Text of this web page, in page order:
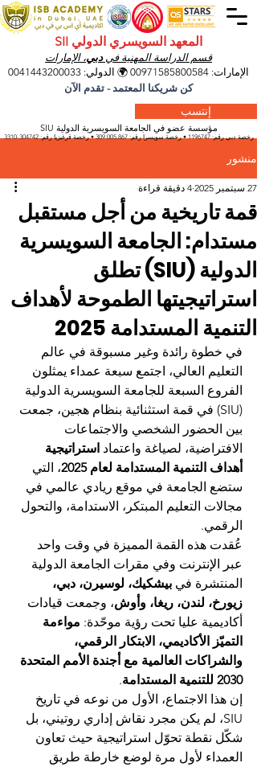
المعهد السويسري الدولي SII
قسم الدراسة المهنية فيدبي، الإمارات
إنتسب
مؤسسة عضو في الجامعة السويسرية الدولية SIU
رخصة دبي رقم:1196747• رخصة سويسرا رقم:309.005.867• رخصة قرغيزيارقم:304742-3310
الإمارات: 00971585800584 🌍 الدولي: 0041443200033
كن شريكنا المعتمد - تقدم الآن
منشور
قمة تاريخية من أجل مستقبل
مستدام: الجامعة السويسرية
الدولية (SIU) تطلق
استراتيجيتها الطموحة لأهداف
التنمية المستدامة 2025
27 سبتمبر 2025 4 دقيقة قراءة
في خطوة رائدة وغير مسبوقة في عالم
التعليم العالي، اجتمع سبعة عمداء يمثلون
الفروع السبعة للجامعة السويسرية الدولية
(SIU) في قمة استثنائية بنظام هجين، جمعت
بين الحضور الشخصي والاجتماعات
الافتراضية، لصياغة واعتماد استراتيجية
أهداف التنمية المستدامة لعام 2025
، التي
ستضع الجامعة في موقع ريادي عالمي في
مجالات التعليم المبتكر، الاستدامة، والتحول
الرقمي.
عُقدت هذه القمة المميزة في وقت واحد
عبر الإنترنت وفي مقرات الجامعة الدولية
المنتشرة في بيشكيك، لوسيرن، دبي،
زيورخ، لندن، ريغا، وأوش، وجمعت قيادات
أكاديمية عليا تحت رؤية موحّدة: مواءمة
التميّز الأكاديمي، الابتكار الرقمي،
والشراكات العالمية مع أجندة الأمم المتحدة
2030 للتنمية المستدامة
.
إن هذا الاجتماع، الأول من نوعه في تاريخ
SIU، لم يكن مجرد نقاش إداري روتيني، بل
شكّل نقطة تحوّل استراتيجية حيث تعاون
العمداء لأول مرة لوضع خارطة طريق